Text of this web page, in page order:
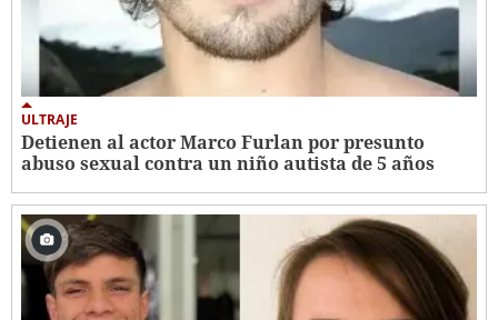
ULTRAJE
Detienen al actor Marco Furlan por presunto
abuso sexual contra un niño autista de 5 años